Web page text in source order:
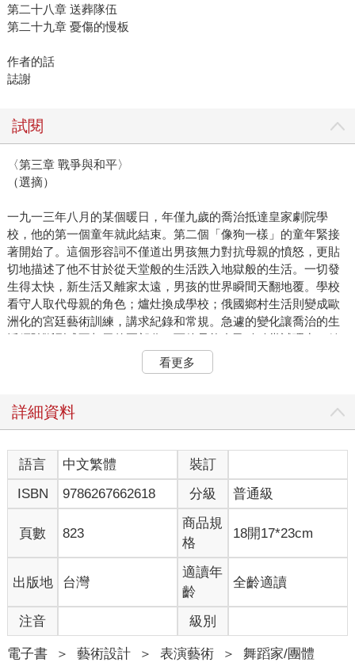
第二十八章 送葬隊伍
第二十九章 憂傷的慢板
作者的話
誌謝
試閱
〈第三章 戰爭與和平〉
（選摘）
一九一三年八月的某個暖日，年僅九歲的喬治抵達皇家劇院學
校，他的第一個童年就此結束。第二個「像狗一樣」的童年緊接
著開始了。這個形容詞不僅道出男孩無力對抗母親的憤怒，更貼
切地描述了他不甘於從天堂般的生活跌入地獄般的生活。一切發
生得太快，新生活又離家太遠，男孩的世界瞬間天翻地覆。學校
看守人取代母親的角色；爐灶換成學校；俄國鄉村生活則變成歐
洲化的宮廷藝術訓練，講求紀錄和常規。急遽的變化讓喬治的生
活經驗斷裂成不相干的兩部分，而他只能自己默默嘗試理出一絲
在當時，有兩個現實因素左右著喬治所處的世界局勢，並對芭蕾
兩個因素的真面目，亦即皇朝和戰爭。皇朝奠定了俄羅斯芭蕾舞
畫，該計畫率先將法國和義大利的芭蕾舞引入俄羅斯。這不僅是
文化借鑒，更是一項規模宏大、極具野心的大規模人性工程，直
到布爾什維克革命（又稱十月革命）才被推翻，終結把俄羅斯人
變成歐洲人的行動。在彼得大帝及其繼任者的統治下，制服、軍
階、聖彼得堡的建築風格、食物、手勢、禮儀和語言皆來自異國
的歐洲文化。從那時起，沙皇開始有迎娶外國公主的慣例，例如
尼古拉二世的妻子既是德國人，同時也是英國維多利亞女王的孫
女。此外，直到革命前夕，宮廷的通用語言一直是法語。芭蕾舞
屬於這項歐洲化計畫的一環，其根源於義大利和法國，長期用於
訓練歐洲貴族的禮儀、儀態和手勢。
然而，俄羅斯人的內在本質並未消失。在最奢華的歐式住宅中，
即便屋裡擺滿進口大理石、精美的藝術品和水晶吊燈，往往還會
看更多
詳細資料
語言 中文繁體
裝訂
ISBN
9786267662618 分級 普通級
頁數 823
商品規
格
18開17*23cm
出版地 台灣
適讀年
齡
全齡適讀
注音 級別
電子書 ＞ 藝術設計 ＞ 表演藝術 ＞ 舞蹈家/團體